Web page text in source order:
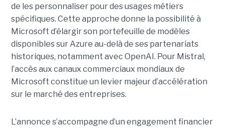
de les personnaliser pour des usages métiers
spécifiques. Cette approche donne la possibilité à
Microsoft d’élargir son portefeuille de modèles
disponibles sur Azure au-delà de ses partenariats
historiques, notamment avec OpenAI. Pour Mistral,
l’accès aux canaux commerciaux mondiaux de
Microsoft constitue un levier majeur d’accélération
sur le marché des entreprises.
L’annonce s’accompagne d’un engagement financier